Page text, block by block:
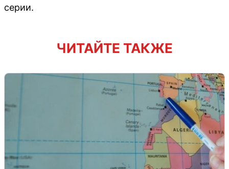
серии.
ЧИТАЙТЕ ТАКЖЕ